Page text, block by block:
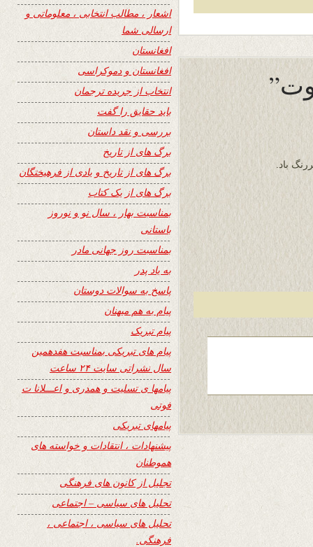
باد.
اشعار ، مطالب انتخابی ، معلوماتی و
ارسالی شما
افغانستان
افغانستان و دموکراسی
انتخاب از جریده ترجمان
باید حقایق را گفت
بررسی و نقد داستان
برگ های از تاریخ
برگ های از تاریخ و یادی از فرهیختگان
برگ های از یک کتاب
بمناسبت بهار ، سال نو و نوروز
باستانی
بمناسبت روز جهانی مادر
به یاد پدر
پاسخ به سوالات دوستان
پیام به هم میهنان
پیام تبریک
پیام های تبریکی بمناسبت هفدهمین
سال نشراتی سایت ۲۴ ساعت
پیامها ی تسلیت و همدری و اعـــلانا ت
فوتی
پیامهای تبریکی
پیشنهادات ، انتقادات و خواسته های
هموطنان
تجلیل از کانون های فرهنگی
تحلیل های سیاسی – اجتماعی
تحلیل های سیاسی ، اجتماعی ،
فرهنگی.